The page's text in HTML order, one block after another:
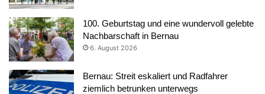
100. Geburtstag und eine wundervoll gelebte
Nachbarschaft in Bernau
6. August 2026
Bernau: Streit eskaliert und Radfahrer
ziemlich betrunken unterwegs